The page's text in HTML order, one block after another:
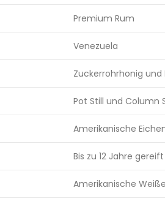
Premium Rum
Venezuela
Zuckerrohrhonig und
Pot Still und Column
Amerikanische
Bis zu 12 Jahre gereift
Amerikanische